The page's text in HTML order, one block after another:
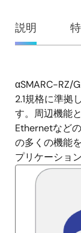
概
要
説明
説
明
αSMARC-RZ/
2.1規格に準拠
す。周辺機能
Ethernetなど
の多くの機能
プリケーショ